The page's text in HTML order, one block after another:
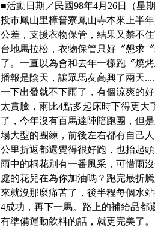
■活動日期／民國98年4月26日
（星
投市鳳山里樟普寮鳳山寺本來上半
公差，支援衣物保管，結果又禁不
台地馬拉松，衣物保管只好〞懇求
了。一直以為會和去年一樣跑〞燒
播報是陰天，讓眾馬友高興了兩天
一下出發就不下雨了，有個涼爽的
太賞臉，雨比4點多起床時下得更大
了，今年沒有百馬達陣陪跑團，但
場大型的團練，前後左右都有自己
公里折返都還覺得很好跑，也抬起
雨中的桐花別有一番風采，可惜雨
處的花兒在為你加油嗎？跑完最折
來就沒那麼痛苦了，後半程每個水
4成功，再下一馬。路上的補給品
有準備運動飲料的話，就更完美了